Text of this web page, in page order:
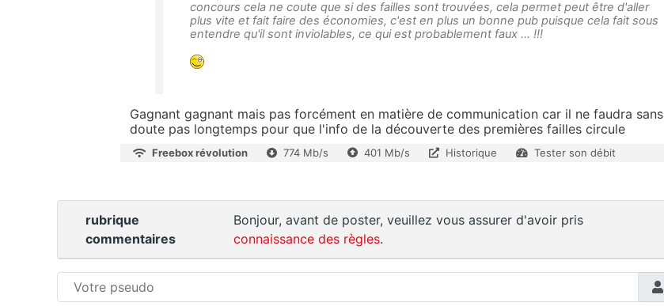
concours cela ne coute que si des failles sont trouvées, cela permet peut être d'aller
plus vite et fait faire des économies, c'est en plus un bonne pub puisque cela fait sous
entendre qu'il sont inviolables, ce qui est probablement faux ... !!!
Gagnant gagnant mais pas forcément en matière de communication car il ne faudra sans
doute pas longtemps pour que l'info de la découverte des premières failles circule
Freebox révolution 774 Mb/s 401 Mb/s Historique Tester son débit
rubrique
commentaires
Bonjour, avant de poster, veuillez vous assurer d'avoir pris
connaissance des règles.